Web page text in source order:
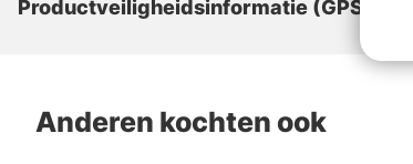
Productveiligheidsinformatie (GPSR)
Anderen kochten ook